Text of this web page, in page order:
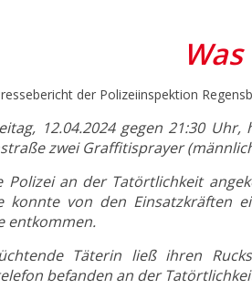
der Polizeiinspektion
12.04.2024 gegen 21:30
zwei Graffitisprayer
Polizei an der Tatörtlichkeit
konnte von den Einsatzkräften
entkommen.
Täterin ließ ihren
befanden an der